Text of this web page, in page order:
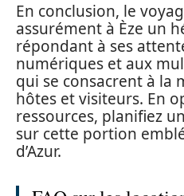
En conclusion, le
assurément à Èze un
répondant à ses
numériques et aux
qui se consacrent à la
hôtes et visiteurs. En
ressources, planifiez
sur cette portion
d’Azur.